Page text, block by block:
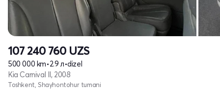
107 240 760 UZS
500 000 km•2.9 л•dizel
Kia Carnival II, 2008
Toshkent, Shayhontohur tumani